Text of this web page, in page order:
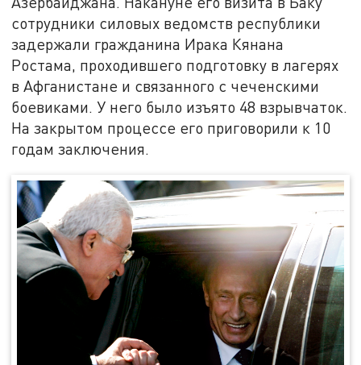
сотрудники силовых ведомств республики
задержали гражданина Ирака Кянана
Ростама, проходившего подготовку в лагерях
в Афганистане и связанного с чеченскими
боевиками. У него было изъято 48 взрывчаток.
На закрытом процессе его приговорили к 10
годам заключения.